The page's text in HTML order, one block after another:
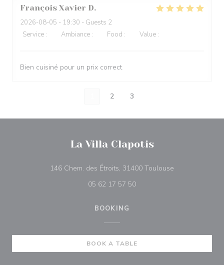
François Xavier D
2026-08-05 - 19:30 - Guests 2
Service : Ambiance : Food : Value :
Bien cuisiné pour un prix correct
2 3
La Villa Clapotis
146 Chem. des Étroits, 31400 Toulouse
05 62 17 57 50
BOOKING
BOOK A TABLE